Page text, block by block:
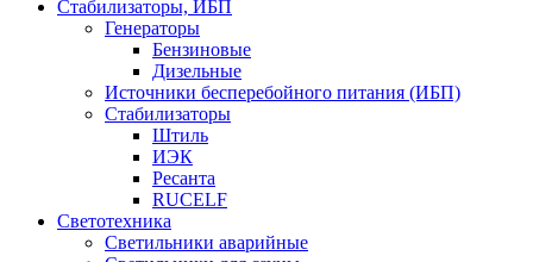
Стабилизаторы, ИБП
Генераторы
Бензиновые
Дизельные
Источники бесперебойного питания (ИБП)
Стабилизаторы
Штиль
ИЭК
Ресанта
RUCELF
Светотехника
Светильники аварийные